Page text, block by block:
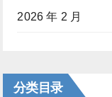
2026 年 2 月
分类目录